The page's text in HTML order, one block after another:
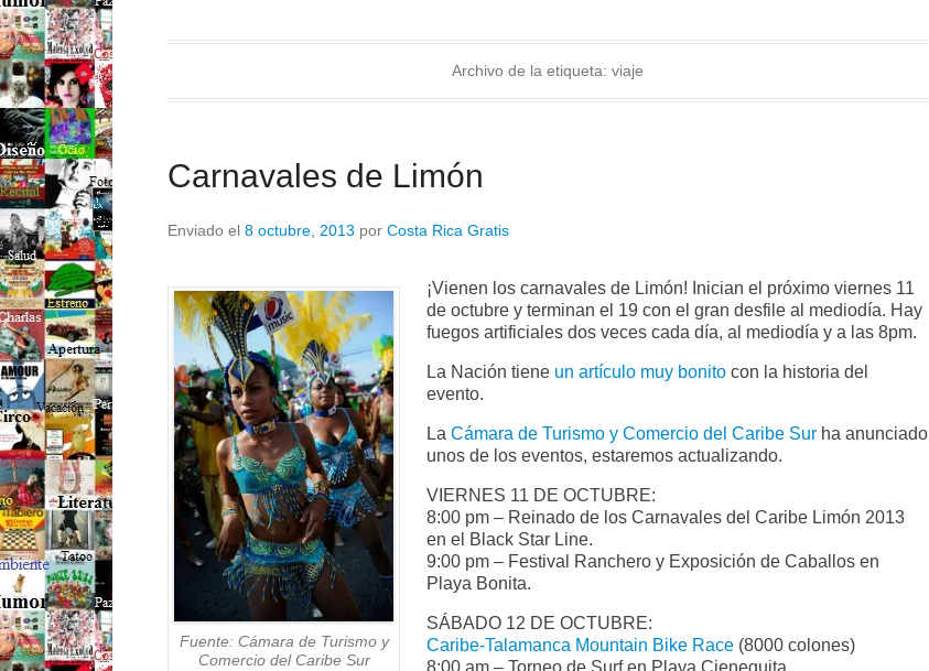
Archivo de la etiqueta: viaje
Carnavales de Limón
Enviado el 8 octubre, 2013 por Costa Rica Gratis
Fuente: Cámara de Turismo y
Comercio del Caribe Sur
¡Vienen los carnavales de Limón! Inician el próximo viernes 11
de octubre y terminan el 19 con el gran desfile al mediodía. Hay
fuegos artificiales dos veces cada día, al mediodía y a las 8pm.
La Nación tiene un artículo muy bonito con la historia del
evento.
La Cámara de Turismo y Comercio del Caribe Sur ha anunciado
unos de los eventos, estaremos actualizando.
VIERNES 11 DE OCTUBRE:
8:00 pm – Reinado de los Carnavales del Caribe Limón 2013
en el Black Star Line.
9:00 pm – Festival Ranchero y Exposición de Caballos en
Playa Bonita.
SÁBADO 12 DE OCTUBRE:
Caribe-Talamanca Mountain Bike Race (8000 colones)
8:00 am – Torneo de Surf en Playa Cieneguita.